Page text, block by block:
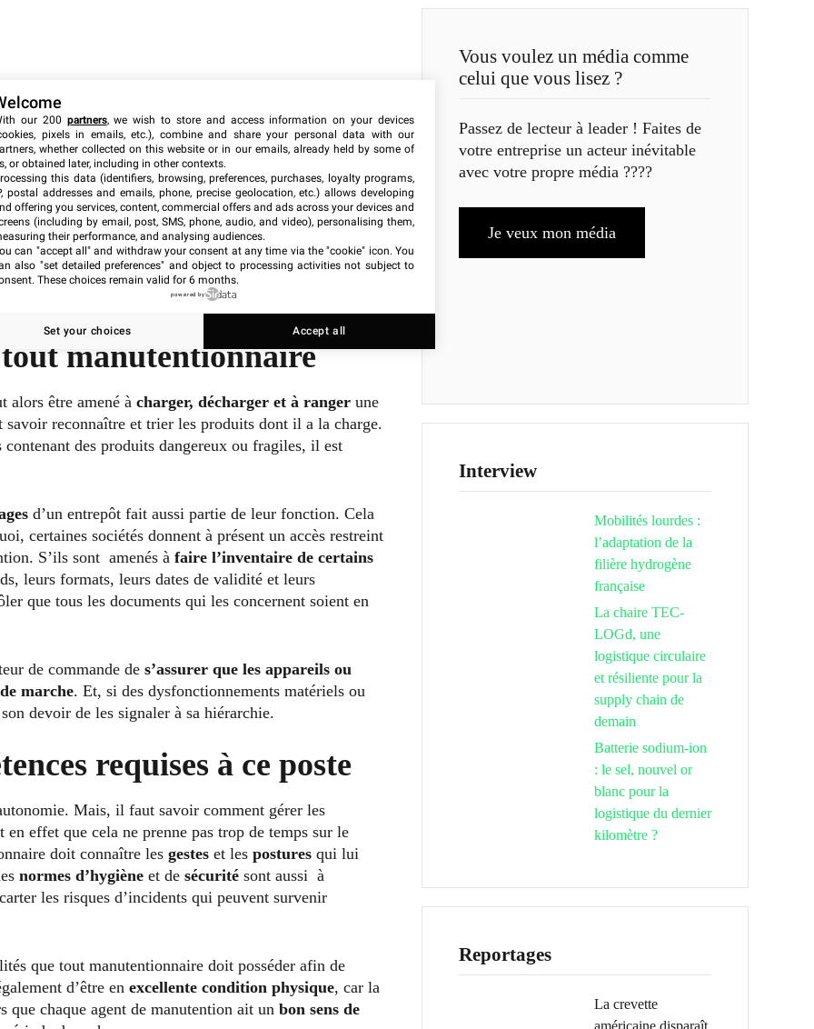
tout manutentionnaire
alors être amené à charger, décharger et à ranger une
reconnaître et trier les produits dont il a la charge.
des produits dangereux ou fragiles, il est
d’un entrepôt fait aussi partie de leur fonction. Cela
certaines sociétés donnent à présent un accès restreint
S’ils sont amenés à faire l’inventaire de certains
leurs formats, leurs dates de validité et leurs
que tous les documents qui les concernent soient en
de commande de s’assurer que les appareils ou
marche. Et, si des dysfonctionnements matériels ou
devoir de les signaler à sa hiérarchie.
requises à ce poste
Mais, il faut savoir comment gérer les
en effet que cela ne prenne pas trop de temps sur le
doit connaître les gestes et les postures qui lui
normes d’hygiène et de sécurité sont aussi à
les risques d’incidents qui peuvent survenir
que tout manutentionnaire doit posséder afin de
d’être en excellente condition physique, car la
chaque agent de manutention ait un bon sens de
Vous voulez un média comme
celui que vous lisez ?
Passez de lecteur à leader ! Faites de
votre entreprise un acteur inévitable
avec votre propre média ????
Je veux mon média
Interview
Mobilités lourdes :
l’adaptation de la
filière hydrogène
française
La chaire TEC-
LOGd, une
logistique circulaire
et résiliente pour la
supply chain de
demain
Batterie sodium-ion
: le sel, nouvel or
blanc pour la
logistique du dernier
kilomètre ?
Reportages
La crevette
américaine disparaît
our 200 partners, we wish to store and access information on your devices
pixels in emails, etc.), combine and share your personal data with our
whether collected on this website or in our emails, already held by some of
or obtained later, including in other contexts.
this data (identifiers, browsing, preferences, purchases, loyalty programs,
postal addresses and emails, phone, precise geolocation, etc.) allows developing
offering you services, content, commercial offers and ads across your devices and
(including by email, post, SMS, phone, audio, and video), personalising them,
their performance, and analysing audiences.
can "accept all" and withdraw your consent at any time via the "cookie" icon. You
also "set detailed preferences" and object to processing activities not subject to
These choices remain valid for 6 months.
powered by
Set your choices Accept all